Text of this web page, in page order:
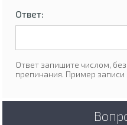
Ответ:
Ответ запишите числом,
препинания. Пример записи